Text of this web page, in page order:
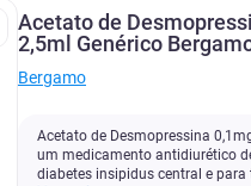
Acetato de
2,5ml Genérico
Bergamo
Acetato de Desmopressina
um medicamento antidiurético
diabetes insipidus central e para